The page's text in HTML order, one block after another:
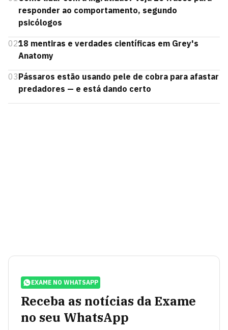
responder ao comportamento, segundo
psicólogos
0218 mentiras e verdades científicas em Grey's
Anatomy
03Pássaros estão usando pele de cobra para afastar
predadores — e está dando certo
EXAME NO WHATSAPP
Receba as notícias da Exame
no seu WhatsApp